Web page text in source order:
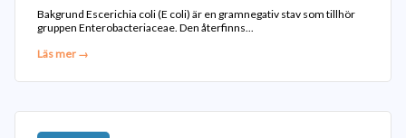
Bakgrund Escerichia coli (E coli) är en gramnegativ stav som tillhör
gruppen Enterobacteriaceae. Den återfinns...
Läs mer →